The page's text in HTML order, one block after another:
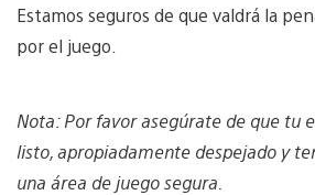
Estamos seguros de que valdrá la
por el juego.
Nota: Por favor asegúrate de que tu
listo, apropiadamente despejado y
una área de juego segura.